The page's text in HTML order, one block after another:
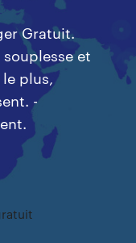
Gratuit.
et
plus,
-